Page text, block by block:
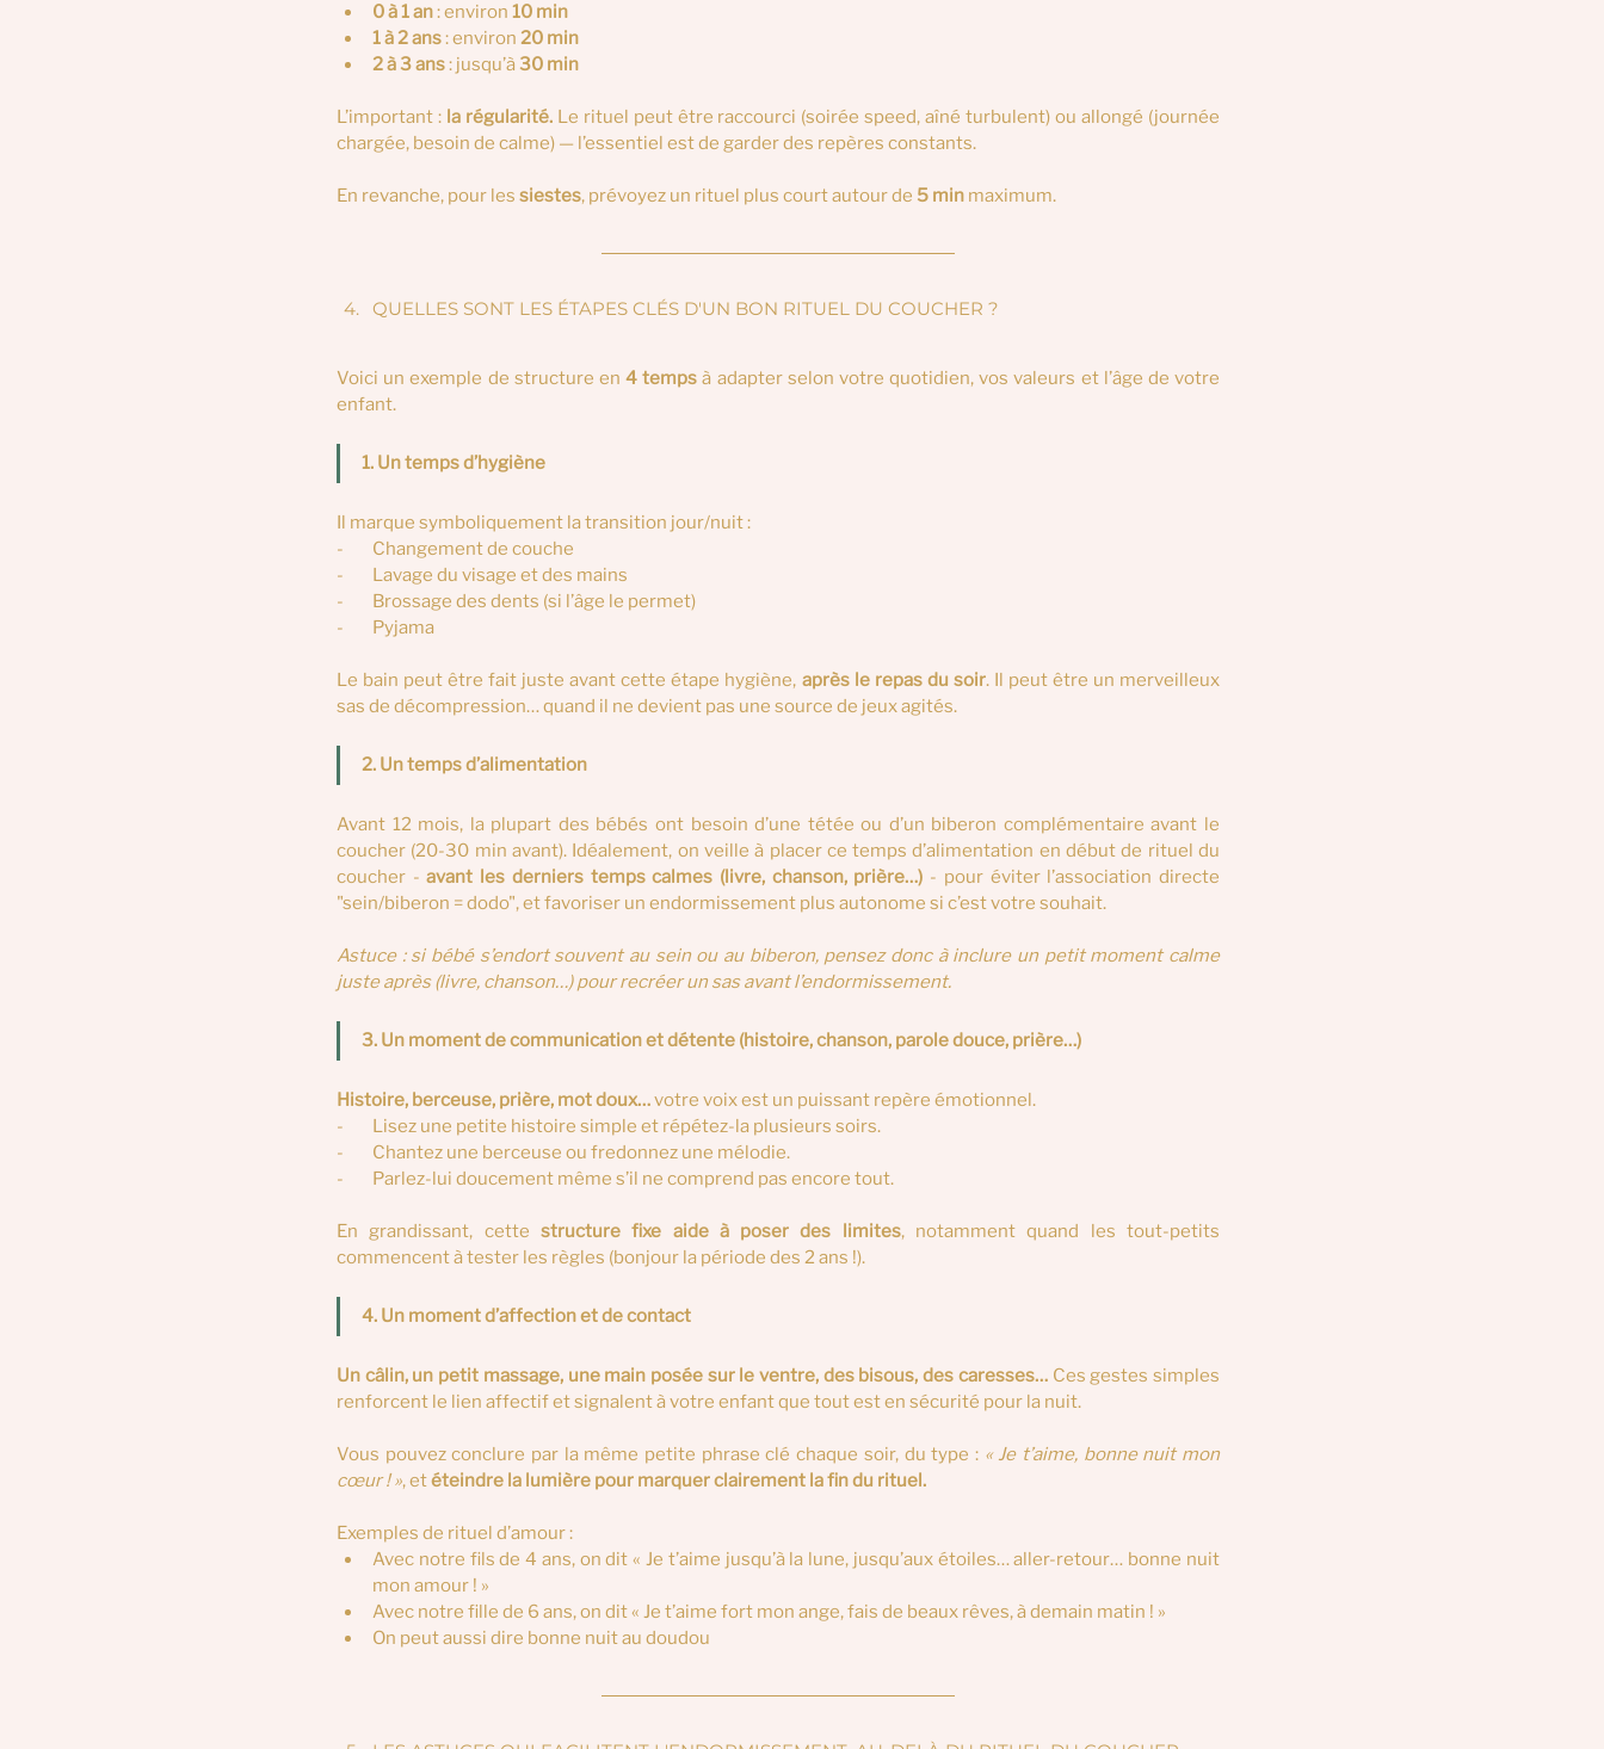
0 à 1 an : environ 10 min
1 à 2 ans : environ 20 min
2 à 3 ans : jusqu’à 30 min
L’important : la régularité. Le rituel peut être raccourci (soirée speed, aîné turbulent) ou allongé (journée
chargée, besoin de calme) — l’essentiel est de garder des repères constants.
En revanche, pour les siestes, prévoyez un rituel plus court autour de 5 min maximum.
QUELLES SONT LES ÉTAPES CLÉS D'UN BON RITUEL DU COUCHER ?
Voici un exemple de structure en 4 temps à adapter selon votre quotidien, vos valeurs et l’âge de votre
enfant.
1. Un temps d’hygiène
Il marque symboliquement la transition jour/nuit :
-        Changement de couche
-        Lavage du visage et des mains
-        Brossage des dents (si l’âge le permet)
-        Pyjama
Le bain peut être fait juste avant cette étape hygiène, après le repas du soir. Il peut être un merveilleux
sas de décompression… quand il ne devient pas une source de jeux agités.
2. Un temps d’alimentation
Avant 12 mois, la plupart des bébés ont besoin d’une tétée ou d’un biberon complémentaire avant le
coucher (20-30 min avant). Idéalement, on veille à placer ce temps d’alimentation en début de rituel du
coucher - avant les derniers temps calmes (livre, chanson, prière…) - pour éviter l’association directe
"sein/biberon = dodo", et favoriser un endormissement plus autonome si c’est votre souhait.
Astuce : si bébé s’endort souvent au sein ou au biberon, pensez donc à inclure un petit moment calme
juste après (livre, chanson…) pour recréer un sas avant l’endormissement.
3. Un moment de communication et détente (histoire, chanson, parole douce, prière…)
Histoire, berceuse, prière, mot doux… votre voix est un puissant repère émotionnel.
-        Lisez une petite histoire simple et répétez-la plusieurs soirs.
-        Chantez une berceuse ou fredonnez une mélodie.
-        Parlez-lui doucement même s’il ne comprend pas encore tout.
En grandissant, cette structure fixe aide à poser des limites, notamment quand les tout-petits
commencent à tester les règles (bonjour la période des 2 ans !).
4. Un moment d’affection et de contact
Un câlin, un petit massage, une main posée sur le ventre, des bisous, des caresses… Ces gestes simples
renforcent le lien affectif et signalent à votre enfant que tout est en sécurité pour la nuit.
Vous pouvez conclure par la même petite phrase clé chaque soir, du type : « Je t’aime, bonne nuit mon
cœur ! », et éteindre la lumière pour marquer clairement la fin du rituel.
Exemples de rituel d’amour :
Avec notre fils de 4 ans, on dit « Je t’aime jusqu’à la lune, jusqu’aux étoiles… aller-retour… bonne nuit
mon amour ! »
Avec notre fille de 6 ans, on dit « Je t’aime fort mon ange, fais de beaux rêves, à demain matin ! »
On peut aussi dire bonne nuit au doudou